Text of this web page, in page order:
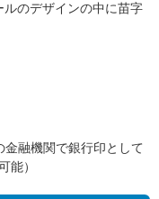
のデザインの中に苗字
融機関で銀行印として
能）